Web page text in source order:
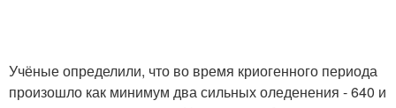
Учёные определили, что во время криогенного периода
произошло как минимум два сильных оледенения - 640 и